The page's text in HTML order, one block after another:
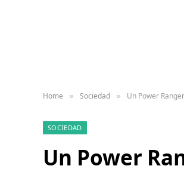
Home » Sociedad » Un Power
SOCIEDAD
Un Power